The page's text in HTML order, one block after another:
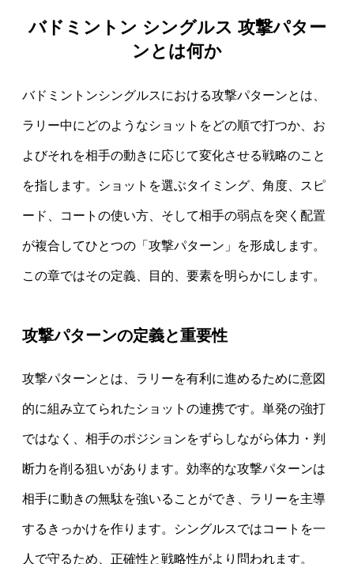
バドミントン シングルス 攻撃パター
ンとは何か
バドミントンシングルスにおける攻撃パターンとは、
ラリー中にどのようなショットをどの順で打つか、お
よびそれを相手の動きに応じて変化させる戦略のこと
を指します。ショットを選ぶタイミング、角度、スピ
ード、コートの使い方、そして相手の弱点を突く配置
が複合してひとつの「攻撃パターン」を形成します。
この章ではその定義、目的、要素を明らかにします。
攻撃パターンの定義と重要性
攻撃パターンとは、ラリーを有利に進めるために意図
的に組み立てられたショットの連携です。単発の強打
ではなく、相手のポジションをずらしながら体力・判
断力を削る狙いがあります。効率的な攻撃パターンは
相手に動きの無駄を強いることができ、ラリーを主導
するきっかけを作ります。シングルスではコートを一
人で守るため、正確性と戦略性がより問われます。